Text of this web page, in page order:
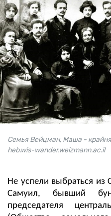
Семья Вейцман, Маша -
heb.wis-wander.weizmann.ac.il
Не успели выбраться
Самуил, бывший
председателя